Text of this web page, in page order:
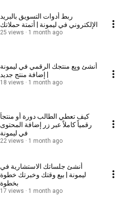
ربط أدوات التسويق بالبريد
الإلكتروني في ليمونة | أتمتة حملاتك
25 views 1 month ago
أنشئ وبِع منتجك الرقمي في ليمونة
| إضافة منتج جديد
18 views 1 month ago
كيف تعطي الطالب دورة أو منتجاً
رقمياً كاملاً عبر زر إضافة المحتوى
في ليمونة
22 views 1 month ago
أنشئ جلساتك الاستشارية في
ليمونة | بيع وقتك وخبرتك خطوة
بخطوة
17 views 1 month ago